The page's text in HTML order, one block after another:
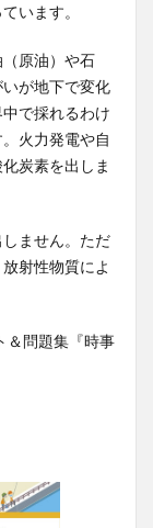
います。
原油）や石
が地下で変化
で採れるわけ
火力発電や自
炭素を出しま
ません。ただ
射性物質によ
＆問題集『時事